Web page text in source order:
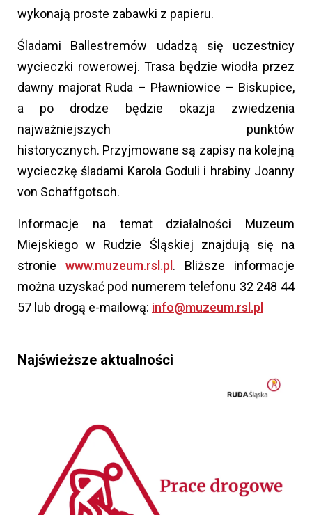
wykonają proste zabawki z papieru.
Śladami Ballestremów udadzą się uczestnicy
wycieczki rowerowej. Trasa będzie wiodła przez
dawny majorat Ruda – Pławniowice – Biskupice,
a po drodze będzie okazja zwiedzenia
najważniejszych punktów
historycznych. Przyjmowane są zapisy na kolejną
wycieczkę śladami Karola Goduli i hrabiny Joanny
von Schaffgotsch.
Informacje na temat działalności Muzeum
Miejskiego w Rudzie Śląskiej znajdują się na
stronie www.muzeum.rsl.pl. Bliższe informacje
można uzyskać pod numerem telefonu 32 248 44
57 lub drogą e-mailową: info@muzeum.rsl.pl
Najświeższe aktualności